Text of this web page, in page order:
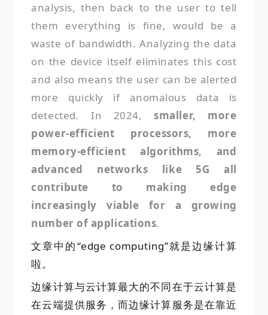
analysis, then back to the user to tell
them everything is fine, would be a
waste of bandwidth. Analyzing the data
on the device itself eliminates this cost
and also means the user can be alerted
more quickly if anomalous data is
detected. In 2024,smaller, more
power-efficient processors, more
memory-efficient algorithms, and
advanced networks like 5G all
contribute to making edge
increasingly viable for a growing
number of applications.
文章中的“edge computing”就是边缘计算
啦。
边缘计算与云计算最大的不同在于云计算是
在云端提供服务，而边缘计算服务是在靠近